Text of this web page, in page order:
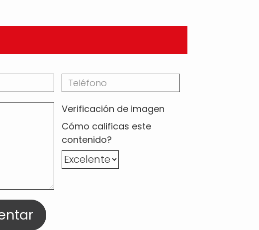
Verificación de imagen
Cómo calificas este
contenido?